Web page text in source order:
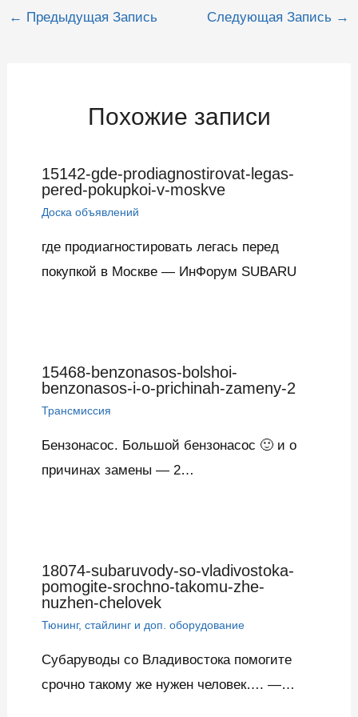
Навигация
← Предыдущая Запись Следующая Запись →
Похожие записи
15142-gde-prodiagnostirovat-legas-
pered-pokupkoi-v-moskve
Доска объявлений
где продиагностировать легась перед
покупкой в Москве — ИнФорум SUBARU
15468-benzonasos-bolshoi-
benzonasos-i-o-prichinah-zameny-2
Трансмиссия
Бензонасос. Большой бензонасос 🙂 и о
причинах замены — 2…
18074-subaruvody-so-vladivostoka-
pomogite-srochno-takomu-zhe-
nuzhen-chelovek
Тюнинг, стайлинг и доп. оборудование
Субаруводы со Владивостока помогите
срочно такому же нужен человек…. —…